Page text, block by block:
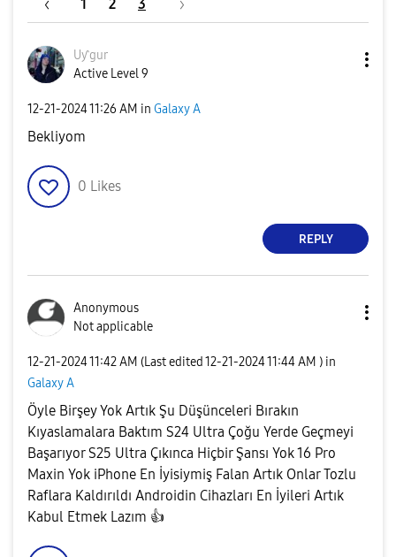
1 2 3
Uƴgur
Active Level 9
‎12-21-202411:26 AM in Galaxy A
Bekliyom
0 Likes
REPLY
Anonymous
Not applicable
‎12-21-202411:42 AM (Last edited ‎12-21-202411:44 AM ) in
Galaxy A
Öyle Birşey Yok Artık Şu Düşünceleri Bırakın
Kıyaslamalara Baktım S24 Ultra Çoğu Yerde Geçmeyi
Başarıyor S25 Ultra Çıkınca Hiçbir Şansı Yok 16 Pro
Maxin Yok iPhone En İyisiymiş Falan Artık Onlar Tozlu
Raflara Kaldırıldı Androidin Cihazları En İyileri Artık
Kabul Etmek Lazım 👍